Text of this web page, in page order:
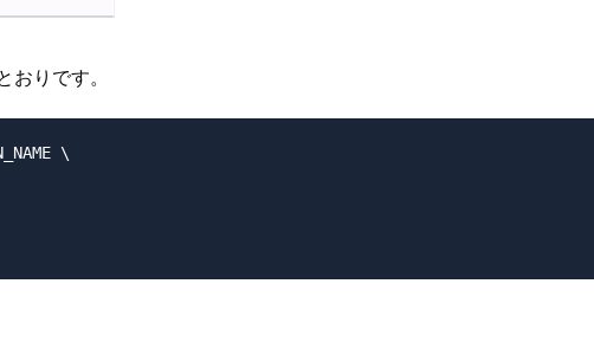
りです。
\